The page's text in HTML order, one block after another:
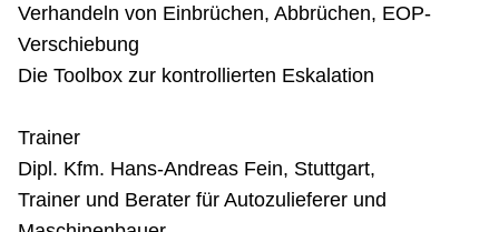
Verhandeln von Einbrüchen, Abbrüchen, EOP-
Verschiebung
Die Toolbox zur kontrollierten Eskalation
Trainer
Dipl. Kfm. Hans-Andreas Fein, Stuttgart,
Trainer und Berater für Autozulieferer und